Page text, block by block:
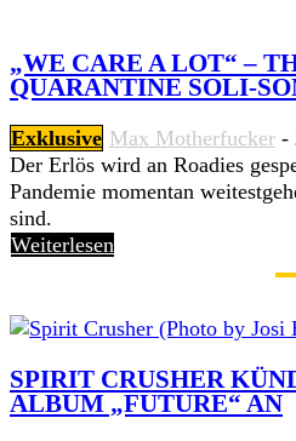
„WE CARE A LOT“ –
QUARANTINE SOLI-
Exklusive Max Motherfucker -
Der Erlös wird an Roadies
Pandemie momentan
sind.
Weiterlesen
SPIRIT CRUSHER
ALBUM „FUTURE“ AN